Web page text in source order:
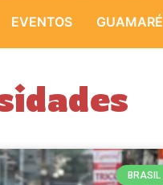
EVENTOS GUAMARÉ
BRASIL